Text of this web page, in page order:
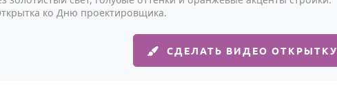
ко Дню проектировщика.
СДЕЛАТЬ ВИДЕО ОТКРЫТКУ